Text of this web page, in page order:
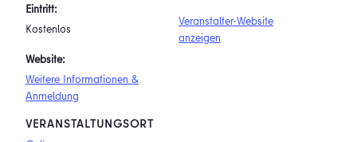
Eintritt:
Kostenlos
Website:
Weitere Informationen &
Anmeldung
VERANSTALTUNGSORT
Veranstalter-Website
anzeigen